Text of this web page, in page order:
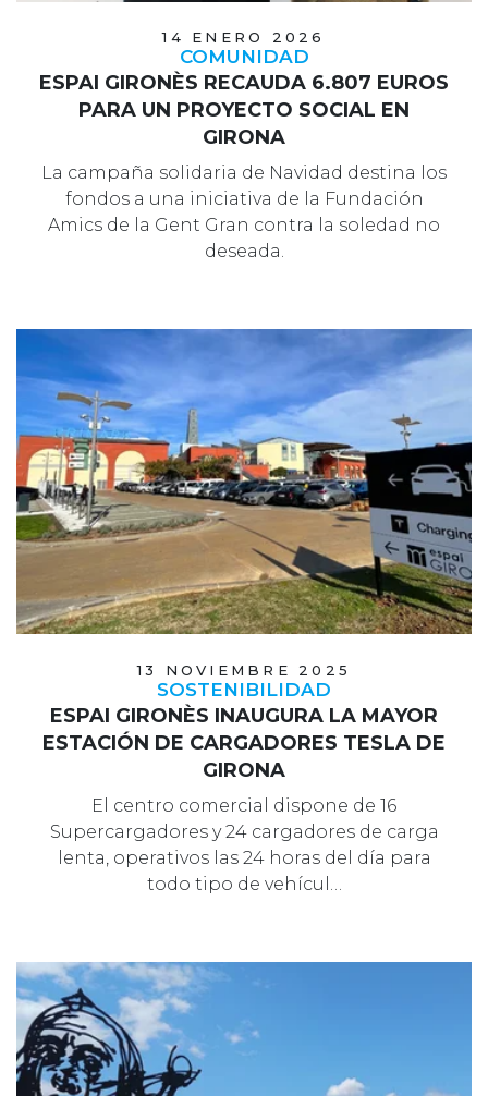
14 ENERO 2026
COMUNIDAD
ESPAI GIRONÈS RECAUDA 6.807 EUROS
PARA UN PROYECTO SOCIAL EN
GIRONA
La campaña solidaria de Navidad destina los
fondos a una iniciativa de la Fundación
Amics de la Gent Gran contra la soledad no
deseada.
13 NOVIEMBRE 2025
SOSTENIBILIDAD
ESPAI GIRONÈS INAUGURA LA MAYOR
ESTACIÓN DE CARGADORES TESLA DE
GIRONA
El centro comercial dispone de 16
Supercargadores y 24 cargadores de carga
lenta, operativos las 24 horas del día para
todo tipo de vehícul…